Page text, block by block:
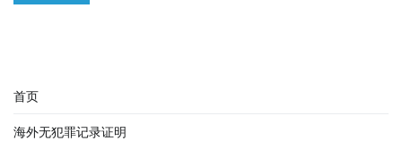
首页
海外无犯罪记录证明